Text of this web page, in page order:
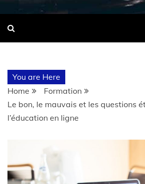
You are Here
Home
Formation
Le bon, le mauvais et les questions
l’éducation en ligne